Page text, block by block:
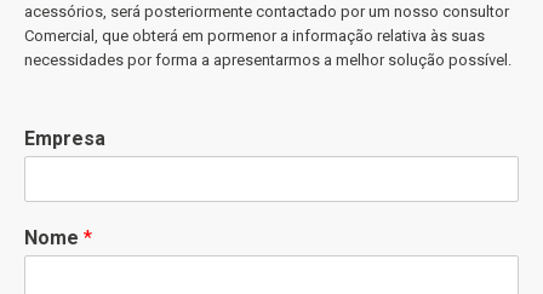
acessórios, será posteriormente contactado por um nosso consultor
Comercial, que obterá em pormenor a informação relativa às suas
necessidades por forma a apresentarmos a melhor solução possível.
Empresa
Nome *